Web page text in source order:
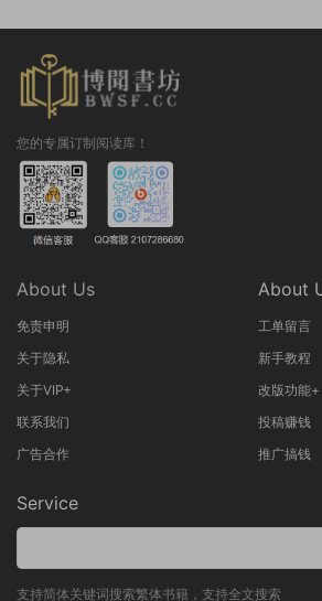
您的专属订制阅读库！
About Us
免责申明
关于隐私
关于VIP+
联系我们
广告合作
About
工单留言
新手教程
改版功能+
投稿赚钱
推广搞钱
Service
支持简体关键词搜索繁体书籍，支持全文搜索